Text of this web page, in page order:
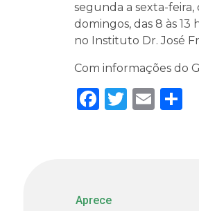
segunda a sexta-feira,
domingos, das 8 às
no Instituto Dr. José
Com informações do
Facebook
Twitter
Aprece